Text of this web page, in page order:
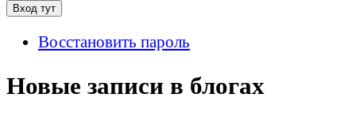
Восстановить пароль
Новые записи в блогах